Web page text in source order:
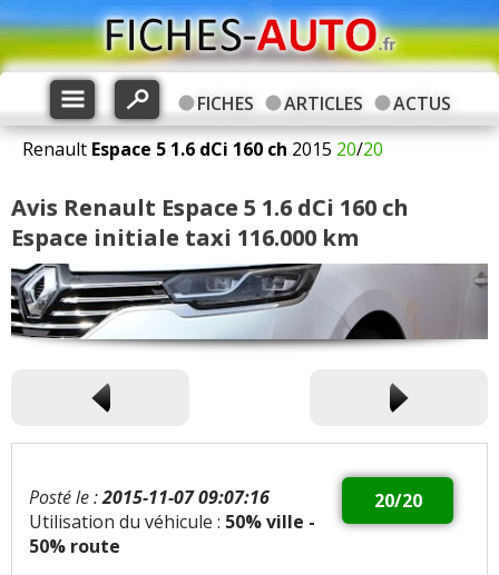
FICHES ARTICLES
ACTUS
Renault Espace 5 1.6 dCi 160 ch 2015 20/20
Avis Renault Espace 5 1.6 dCi 160 ch
Espace initiale taxi 116.000 km
20/20
Posté le :2015-11-07 09:07:16
Utilisation du véhicule : 50% ville -
50% route